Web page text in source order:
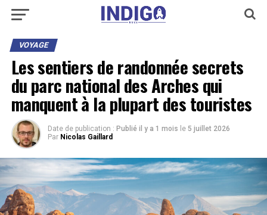
VOYAGE
Les sentiers de randonnée secrets
du parc national des Arches qui
manquent à la plupart des touristes
Date de publication : Publié il y a 1 mois le 5 juillet 2026
Par Nicolas Gaillard